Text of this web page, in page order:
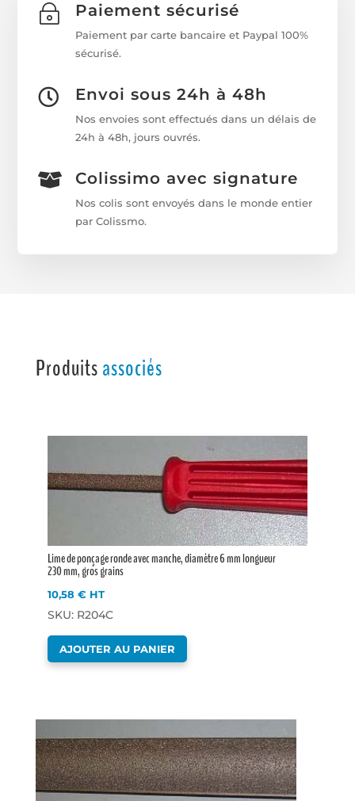
~ Paiement sécurisé
Paiement par carte bancaire et Paypal 100%
sécurisé.
 Envoi sous 24h à 48h
Nos envoies sont effectués dans un délais de
24h à 48h, jours ouvrés.
 Colissimo avec signature
Nos colis sont envoyés dans le monde entier
par Colissmo.
Produitsassociés
Lime de ponçage ronde avec manche, diamètre 6 mm longueur
230 mm, gros grains
10,58 € HT
SKU: R204C
AJOUTER AU PANIER